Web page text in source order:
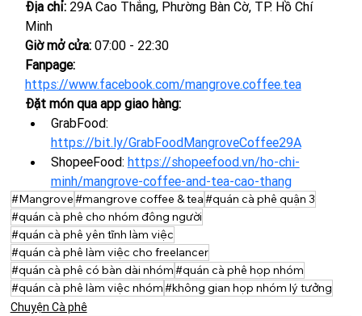
Địa chỉ: 29A Cao Thắng, Phường Bàn Cờ, TP. Hồ Chí
Minh
Giờ mở cửa: 07:00 - 22:30
Fanpage:
https://www.facebook.com/mangrove.coffee.tea
Đặt món qua app giao hàng:
GrabFood:
https://bit.ly/GrabFoodMangroveCoffee29A
ShopeeFood: https://shopeefood.vn/ho-chi-
minh/mangrove-coffee-and-tea-cao-thang
#Mangrove#mangrove coffee & tea#quán cà phê quận 3
#quán cà phê cho nhóm đông người
#quán cà phê yên tĩnh làm việc
#quán cà phê làm việc cho freelancer
#quán cà phê có bàn dài nhóm#quán cà phê họp nhóm
#quán cà phê làm việc nhóm#không gian họp nhóm lý tưởng
Chuyện Cà phê